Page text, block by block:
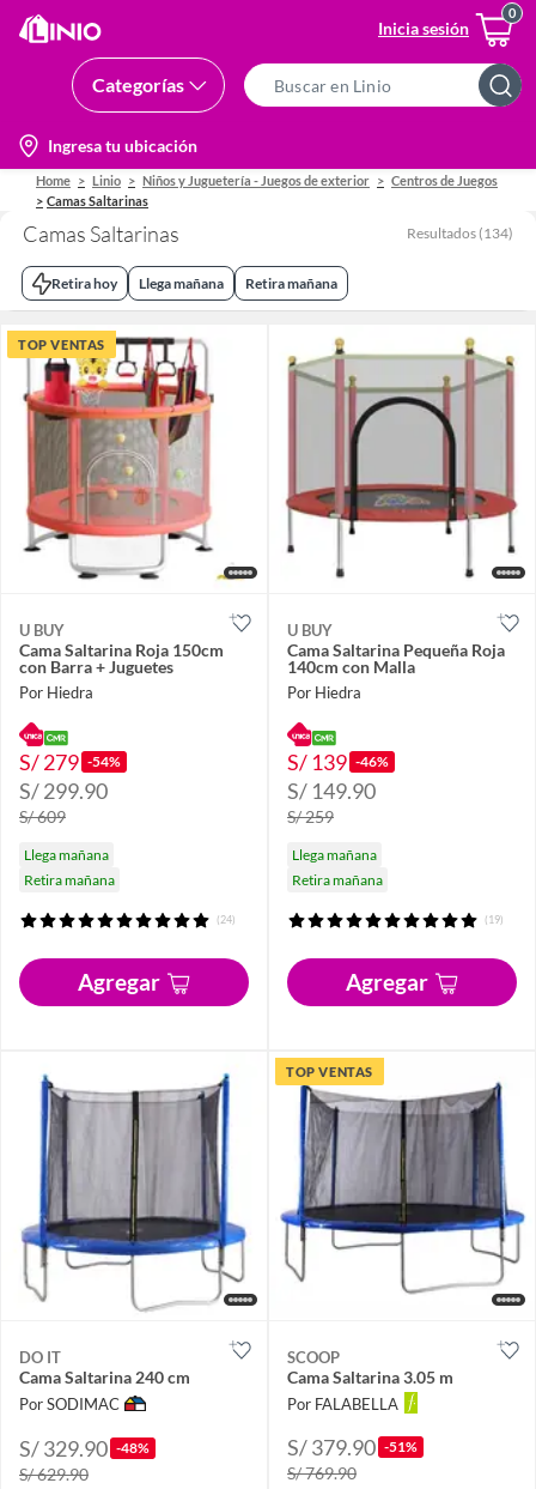
Inicia sesión
Categorías
Bar
location-
icon
Ingresa tu ubicación
Home Linio Niños y Juguetería - Juegos de exterior
Centros de Juegos
Camas Saltarinas
Camas Saltarinas Resultados (134)
Retira hoy Llega mañana Retira mañana
TOP VENTAS
U BUY
Cama Saltarina Roja 150cm
con Barra + Juguetes
Por Hiedra
S/ 279 -54%
S/ 299.90
S/ 609
Llega mañana
Retira mañana
(24)
Agregar
U BUY
Cama Saltarina Pequeña Roja
140cm con Malla
Por Hiedra
S/ 139 -46%
S/ 149.90
S/ 259
Llega mañana
Retira mañana
(19)
Agregar
DO IT
Cama Saltarina 240 cm
Por SODIMAC
S/ 329.90 -48%
S/ 629.90
TOP VENTAS
SCOOP
Cama Saltarina 3.05 m
Por FALABELLA
S/ 379.90 -51%
S/ 769.90